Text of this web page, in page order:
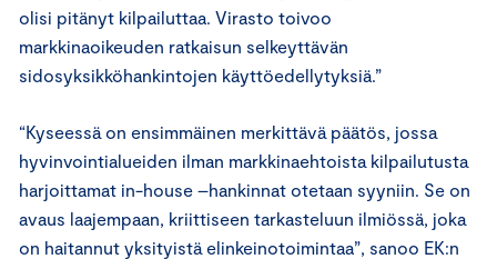
olisi pitänyt kilpailuttaa. Virasto toivoo
markkinaoikeuden ratkaisun selkeyttävän
sidosyksikköhankintojen käyttöedellytyksiä.”
“Kyseessä on ensimmäinen merkittävä päätös, jossa
hyvinvointialueiden ilman markkinaehtoista kilpailutusta
harjoittamat in-house –hankinnat otetaan syyniin. Se on
avaus laajempaan, kriittiseen tarkasteluun ilmiössä, joka
on haitannut yksityistä elinkeinotoimintaa”, sanoo EK:n